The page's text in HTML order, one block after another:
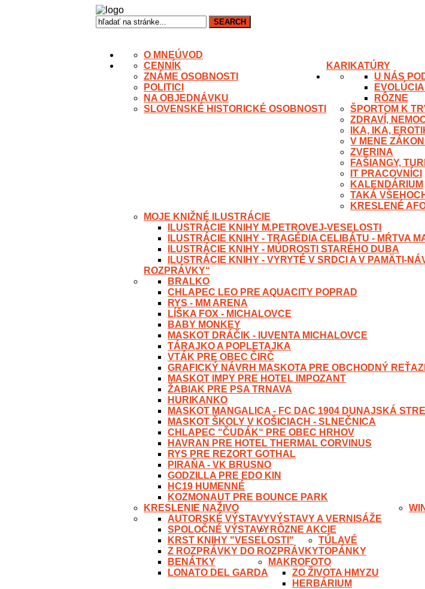
ÚVOD
O MNE
KARIKATÚRY
CENNÍK
ZNÁME OSOBNOSTI
POLITICI
NA OBJEDNÁVKU
SLOVENSKÉ HISTORICKÉ OSOBNOSTI
U NÁS
RÔZNE
ŠPORTOM K
ZDRAVÍ,
IKA, IKA,
V MENE
ZVERINA
FAŠIANGY,
IT PRACOVNÍCI
KALENDÁRIUM
TAKÁ
KRESLENÉ
MOJE KNIŽNÉ ILUSTRÁCIE
ILUSTRÁCIE KNIHY M.PETROVEJ-VESELOSTI
ILUSTRÁCIE KNIHY - TRAGÉDIA CELIBÁTU - MŔTVA
ILUSTRÁCIE KNIHY - MÚDROSTI STARÉHO DUBA
ILUSTRÁCIE KNIHY - VYRYTÉ V SRDCI A V PAMÄTI-
ROZPRÁVKY“
BRALKO
CHLAPEC LEO PRE AQUACITY POPRAD
RYS - MM ARENA
LÍŠKA FOX - MICHALOVCE
BABY MONKEY
MASKOT DRÁČIK - IUVENTA MICHALOVCE
TÁRAJKO A POPLETAJKA
VTÁK PRE OBEC ČIRČ
GRAFICKÝ NÁVRH MASKOTA PRE OBCHODNÝ
MASKOT IMPY PRE HOTEL IMPOZANT
ŽABIAK PRE PSA TRNAVA
HURIKANKO
MASKOT MANGALICA - FC DAC 1904 DUNAJSKÁ
MASKOT ŠKOLY V KOŠICIACH - SLNEČNICA
CHLAPEC “ČUDÁK“ PRE OBEC HRHOV
HAVRAN PRE HOTEL THERMAL CORVINUS
RYS PRE REZORT GOTHAL
PIRAŇA - VK BRUSNO
GODZILLA PRE EDO KIN
HC19 HUMENNÉ
KOZMONAUT PRE BOUNCE PARK
KRESLENIE NAŽIVO
VÝSTAVY A VERNISÁŽE
AUTORSKÉ VÝSTAVY
SPOLOČNÉ VÝSTAVY RÔZNE AKCIE
KRST KNIHY "VESELOSTI"
Z ROZPRÁVKY DO ROZPRÁVKY
TÚLAVÉ
TOPÁNKY
BENÁTKY
LONATO DEL GARDA
MAKROFOTO
ZO ŽIVOTA HMYZU
HERBÁRIUM